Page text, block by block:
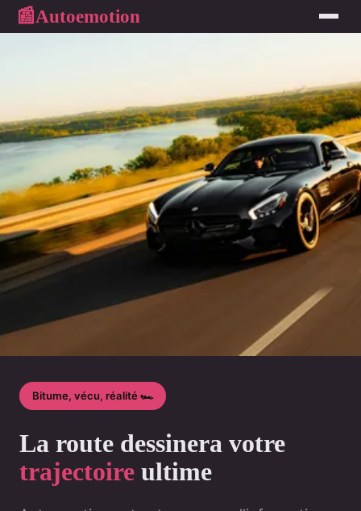
📰Autoemotion
Bitume, vécu, réalité 🏎️
La route dessinera votre
trajectoire ultime